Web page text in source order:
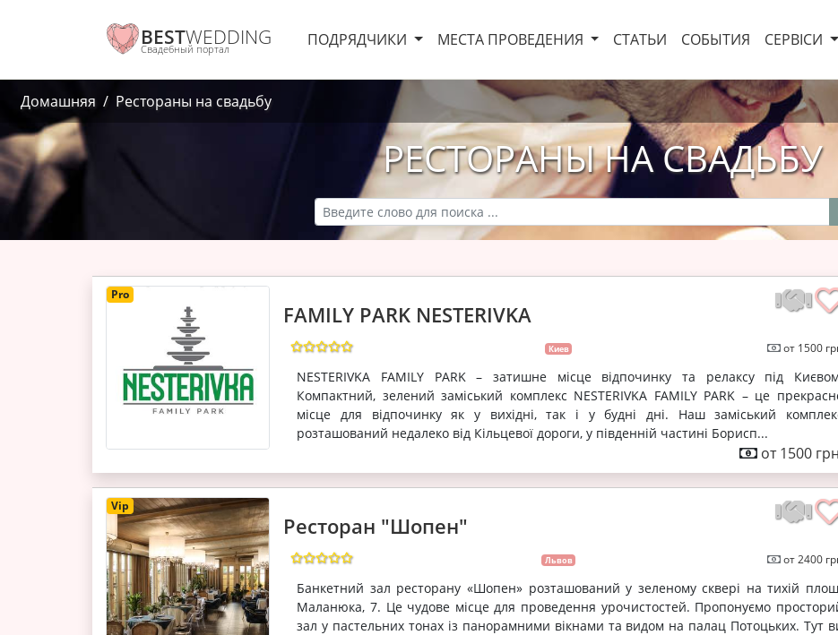
BESTWEDDING
Свадебный портал ПОДРЯДЧИКИ МЕСТА ПРОВЕДЕНИЯ СТАТЬИ СОБЫТИЯ СЕРВІСИ
Домашняя Рестораны на свадьбу
РЕСТОРАНЫ НА СВАДЬБУ
Pro
FAMILY PARK NESTERIVKA
Киев от 1500
NESTERIVKA FAMILY PARK – затишне місце відпочинку та релаксу під
Компактний, зелений заміський комплекс NESTERIVKA FAMILY PARK – це
місце для відпочинку як у вихідні, так і у будні дні. Наш заміський
розташований недалеко від Кільцевої дороги, у південній частині Борисп...
от 1500
Vip
Ресторан "Шопен"
Львов от 2400
Банкетний зал ресторану «Шопен» розташований у зеленому сквері на тихій
Маланюка, 7. Це чудове місце для проведення урочистостей. Пропонуємо
зал у пастельних тонах із панорамними вікнами та видом на палац Потоцьких. Тут